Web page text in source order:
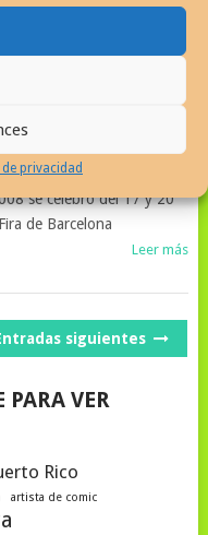
privacidad
Leer más
CÓMIC DE
del Cómic de
se celebro del 17 y 20
de Barcelona
Leer más
siguientes
VER
Rico
artista de comic